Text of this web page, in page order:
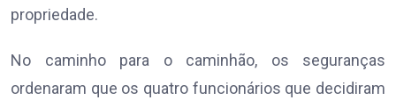
propriedade.
No caminho para o caminhão, os seguranças
ordenaram que os quatro funcionários que decidiram